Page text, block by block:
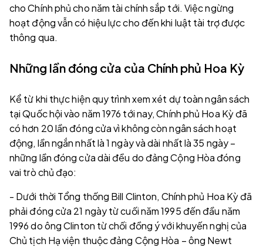
cho Chính phủ cho năm tài chính sắp tới. Việc ngừng
hoạt động vẫn có hiệu lực cho đến khi luật tài trợ được
thông qua.
Những lần đóng cửa của Chính phủ Hoa Kỳ
Kể từ khi thực hiện quy trình xem xét dự toàn ngân sách
tại Quốc hội vào năm 1976 tới nay, Chính phủ Hoa Kỳ đã
có hơn 20 lần đóng cửa vì không còn ngân sách hoạt
động, lần ngắn nhất là 1 ngày và dài nhất là 35 ngày –
những lần đóng cửa dài đều do đảng Cộng Hòa đóng
vai trò chủ đạo:
- Dưới thời Tổng thống Bill Clinton, Chính phủ Hoa Kỳ đã
phải đóng cửa 21 ngày từ cuối năm 1995 đến đầu năm
1996 do ông Clinton từ chối đồng ý với khuyến nghị của
Chủ tịch Hạ viện thuộc đảng Cộng Hòa – ông Newt